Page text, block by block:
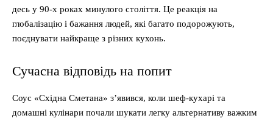
десь у 90-х роках минулого століття. Це реакція на
глобалізацію і бажання людей, які багато подорожують,
поєднувати найкраще з різних кухонь.
Сучасна відповідь на попит
Соус «Східна Сметана» з’явився, коли шеф-кухарі та
домашні кулінари почали шукати легку альтернативу важким